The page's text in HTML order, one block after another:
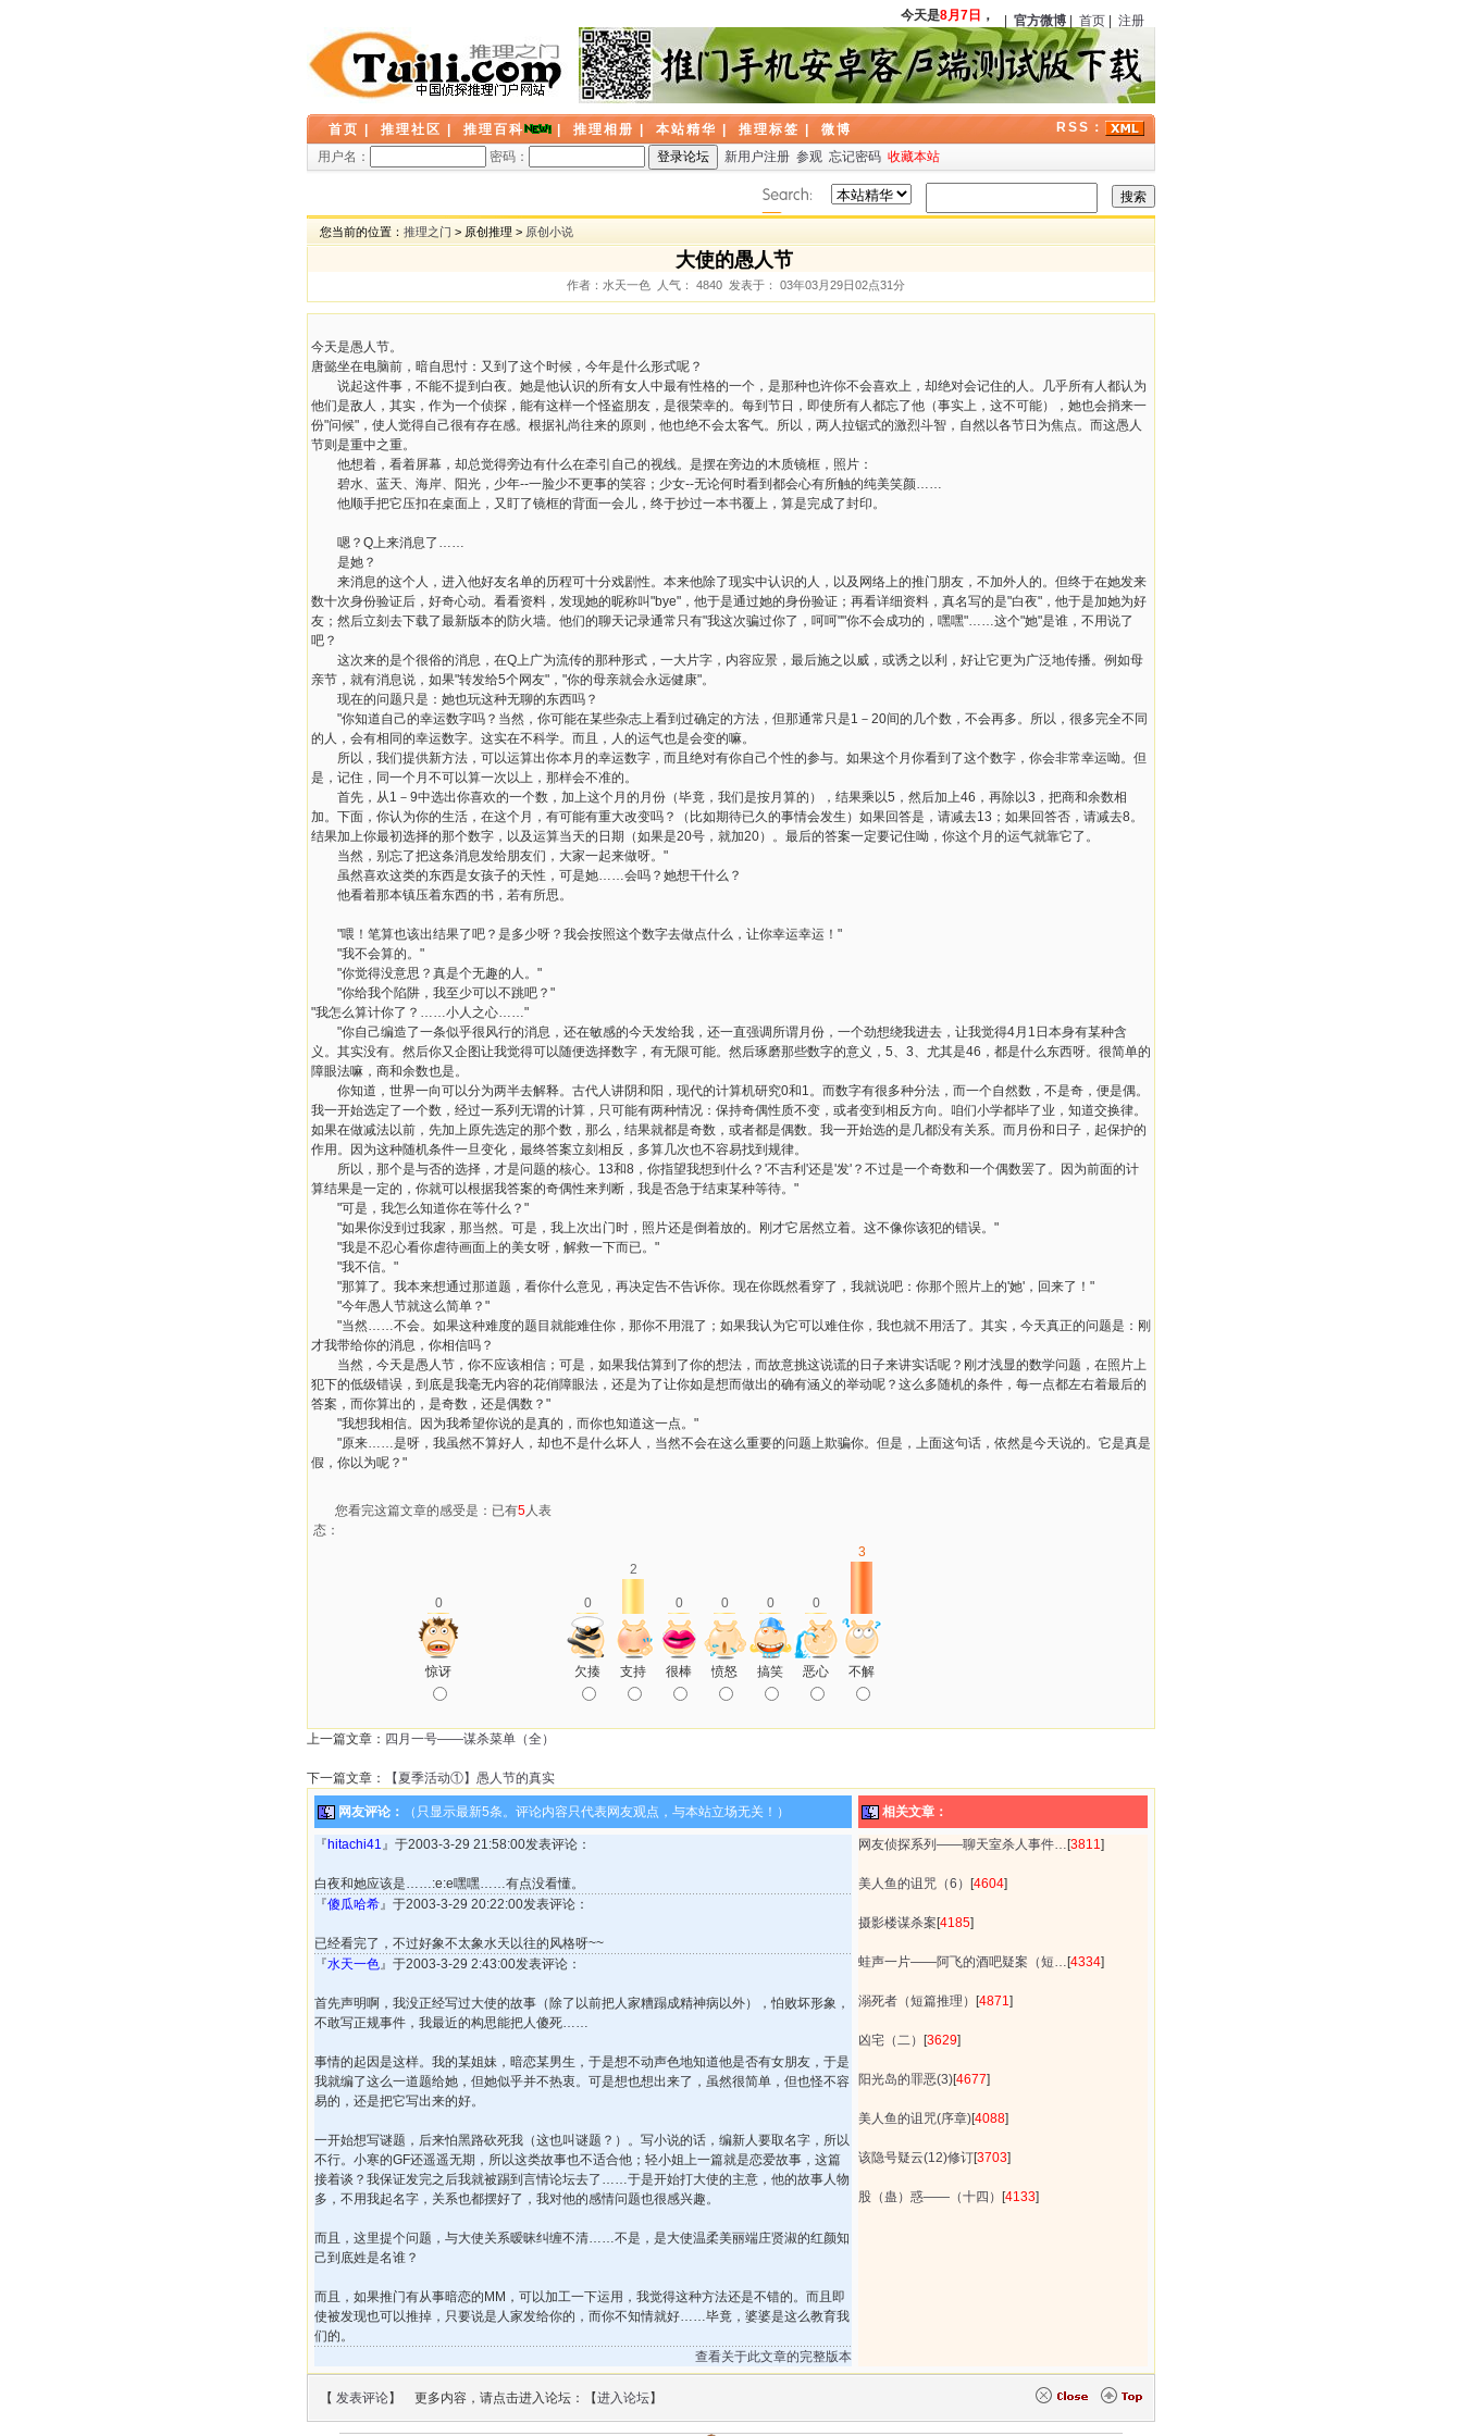
今天是8月7日，《绣像小说》（中国）第六期刊载《银光马案》
官方微博 首页 注册
首页 推理社区 推理百科 推理相册 本站精华 推理标签 微博
RSS：
用户名：
密码： 新用户注册 参观 忘记密码 收藏本站
您当前的位置： 推理之门 > 原创推理 > 原创小说
大使的愚人节
作者：水天一色 人气： 4840 发表于： 03年03月29日02点31分
今天是愚人节。
唐懿坐在电脑前，暗自思忖：又到了这个时候，今年是什么形式呢？
说起这件事，不能不提到白夜。她是他认识的所有女人中最有性格的一个，是那种也许你不会喜欢上，却绝对会记住的人。几乎所有人都认为
他们是敌人，其实，作为一个侦探，能有这样一个怪盗朋友，是很荣幸的。每到节日，即使所有人都忘了他（事实上，这不可能），她也会捎来一
份"问候"，使人觉得自己很有存在感。根据礼尚往来的原则，他也绝不会太客气。所以，两人拉锯式的激烈斗智，自然以各节日为焦点。而这愚人
节则是重中之重。
他想着，看着屏幕，却总觉得旁边有什么在牵引自己的视线。是摆在旁边的木质镜框，照片：
碧水、蓝天、海岸、阳光，少年--一脸少不更事的笑容；少女--无论何时看到都会心有所触的纯美笑颜……
他顺手把它压扣在桌面上，又盯了镜框的背面一会儿，终于抄过一本书覆上，算是完成了封印。
嗯？Q上来消息了……
是她？
来消息的这个人，进入他好友名单的历程可十分戏剧性。本来他除了现实中认识的人，以及网络上的推门朋友，不加外人的。但终于在她发来
数十次身份验证后，好奇心动。看看资料，发现她的昵称叫"bye"，他于是通过她的身份验证；再看详细资料，真名写的是"白夜"，他于是加她为好
友；然后立刻去下载了最新版本的防火墙。他们的聊天记录通常只有"我这次骗过你了，呵呵""你不会成功的，嘿嘿"……这个"她"是谁，不用说了
吧？
这次来的是个很俗的消息，在Q上广为流传的那种形式，一大片字，内容应景，最后施之以威，或诱之以利，好让它更为广泛地传播。例如母
亲节，就有消息说，如果"转发给5个网友"，"你的母亲就会永远健康"。
现在的问题只是：她也玩这种无聊的东西吗？
"你知道自己的幸运数字吗？当然，你可能在某些杂志上看到过确定的方法，但那通常只是1－20间的几个数，不会再多。所以，很多完全不同
的人，会有相同的幸运数字。这实在不科学。而且，人的运气也是会变的嘛。
所以，我们提供新方法，可以运算出你本月的幸运数字，而且绝对有你自己个性的参与。如果这个月你看到了这个数字，你会非常幸运呦。但
是，记住，同一个月不可以算一次以上，那样会不准的。
首先，从1－9中选出你喜欢的一个数，加上这个月的月份（毕竟，我们是按月算的），结果乘以5，然后加上46，再除以3，把商和余数相
加。下面，你认为你的生活，在这个月，有可能有重大改变吗？（比如期待已久的事情会发生）如果回答是，请减去13；如果回答否，请减去8。
结果加上你最初选择的那个数字，以及运算当天的日期（如果是20号，就加20）。最后的答案一定要记住呦，你这个月的运气就靠它了。
当然，别忘了把这条消息发给朋友们，大家一起来做呀。"
虽然喜欢这类的东西是女孩子的天性，可是她……会吗？她想干什么？
他看着那本镇压着东西的书，若有所思。
"喂！笔算也该出结果了吧？是多少呀？我会按照这个数字去做点什么，让你幸运幸运！"
"我不会算的。"
"你觉得没意思？真是个无趣的人。"
"你给我个陷阱，我至少可以不跳吧？"
"我怎么算计你了？……小人之心……"
"你自己编造了一条似乎很风行的消息，还在敏感的今天发给我，还一直强调所谓月份，一个劲想绕我进去，让我觉得4月1日本身有某种含
义。其实没有。然后你又企图让我觉得可以随便选择数字，有无限可能。然后琢磨那些数字的意义，5、3、尤其是46，都是什么东西呀。很简单的
障眼法嘛，商和余数也是。
你知道，世界一向可以分为两半去解释。古代人讲阴和阳，现代的计算机研究0和1。而数字有很多种分法，而一个自然数，不是奇，便是偶。
我一开始选定了一个数，经过一系列无谓的计算，只可能有两种情况：保持奇偶性质不变，或者变到相反方向。咱们小学都毕了业，知道交换律。
如果在做减法以前，先加上原先选定的那个数，那么，结果就都是奇数，或者都是偶数。我一开始选的是几都没有关系。而月份和日子，起保护的
作用。因为这种随机条件一旦变化，最终答案立刻相反，多算几次也不容易找到规律。
所以，那个是与否的选择，才是问题的核心。13和8，你指望我想到什么？'不吉利'还是'发'？不过是一个奇数和一个偶数罢了。因为前面的计
算结果是一定的，你就可以根据我答案的奇偶性来判断，我是否急于结束某种等待。"
"可是，我怎么知道你在等什么？"
"如果你没到过我家，那当然。可是，我上次出门时，照片还是倒着放的。刚才它居然立着。这不像你该犯的错误。"
"我是不忍心看你虐待画面上的美女呀，解救一下而已。"
"我不信。"
"那算了。我本来想通过那道题，看你什么意见，再决定告不告诉你。现在你既然看穿了，我就说吧：你那个照片上的'她'，回来了！"
"今年愚人节就这么简单？"
"当然……不会。如果这种难度的题目就能难住你，那你不用混了；如果我认为它可以难住你，我也就不用活了。其实，今天真正的问题是：刚
才我带给你的消息，你相信吗？
当然，今天是愚人节，你不应该相信；可是，如果我估算到了你的想法，而故意挑这说谎的日子来讲实话呢？刚才浅显的数学问题，在照片上
犯下的低级错误，到底是我毫无内容的花俏障眼法，还是为了让你如是想而做出的确有涵义的举动呢？这么多随机的条件，每一点都左右着最后的
答案，而你算出的，是奇数，还是偶数？"
"我想我相信。因为我希望你说的是真的，而你也知道这一点。"
"原来……是呀，我虽然不算好人，却也不是什么坏人，当然不会在这么重要的问题上欺骗你。但是，上面这句话，依然是今天说的。它是真是
假，你以为呢？"
您看完这篇文章的感受是：已有5人表
态：
0 0
2
0 0 0 0
3
惊讶 欠揍 支持 很棒 愤怒 搞笑 恶心 不解
上一篇文章： 四月一号——谋杀菜单（全）
下一篇文章： 【夏季活动①】愚人节的真实
网友评论： （只显示最新5条。评论内容只代表网友观点，与本站立场无关！） 相关文章：
『 hitachi41』于2003-3-29 21:58:00发表评论：
白夜和她应该是……:e:e嘿嘿……有点没看懂。
『傻瓜哈希』于2003-3-29 20:22:00发表评论：
已经看完了，不过好象不太象水天以往的风格呀~~
『水天一色』于2003-3-29 2:43:00发表评论：
首先声明啊，我没正经写过大使的故事（除了以前把人家糟蹋成精神病以外），怕败坏形象，
不敢写正规事件，我最近的构思能把人傻死……
事情的起因是这样。我的某姐妹，暗恋某男生，于是想不动声色地知道他是否有女朋友，于是
我就编了这么一道题给她，但她似乎并不热衷。可是想也想出来了，虽然很简单，但也怪不容
易的，还是把它写出来的好。
一开始想写谜题，后来怕黑路砍死我（这也叫谜题？）。写小说的话，编新人要取名字，所以
不行。小寒的GF还遥遥无期，所以这类故事也不适合他；轻小姐上一篇就是恋爱故事，这篇
接着谈？我保证发完之后我就被踢到言情论坛去了……于是开始打大使的主意，他的故事人物
多，不用我起名字，关系也都摆好了，我对他的感情问题也很感兴趣。
而且，这里提个问题，与大使关系暧昧纠缠不清……不是，是大使温柔美丽端庄贤淑的红颜知
己到底姓是名谁？
而且，如果推门有从事暗恋的MM，可以加工一下运用，我觉得这种方法还是不错的。而且即
使被发现也可以推掉，只要说是人家发给你的，而你不知情就好……毕竟，婆婆是这么教育我
们的。
查看关于此文章的完整版本
网友侦探系列——聊天室杀人事件… [3811]
美人鱼的诅咒（6） [4604]
摄影楼谋杀案 [4185]
蛙声一片——阿飞的酒吧疑案（短… [4334]
溺死者（短篇推理） [4871]
凶宅（二） [3629]
阳光岛的罪恶(3)[4677]
美人鱼的诅咒(序章)[4088]
该隐号疑云(12)修订[3703]
股（蛊）惑——（十四） [4133]
【 发表评论】 更多内容，请点击进入论坛：【进入论坛】